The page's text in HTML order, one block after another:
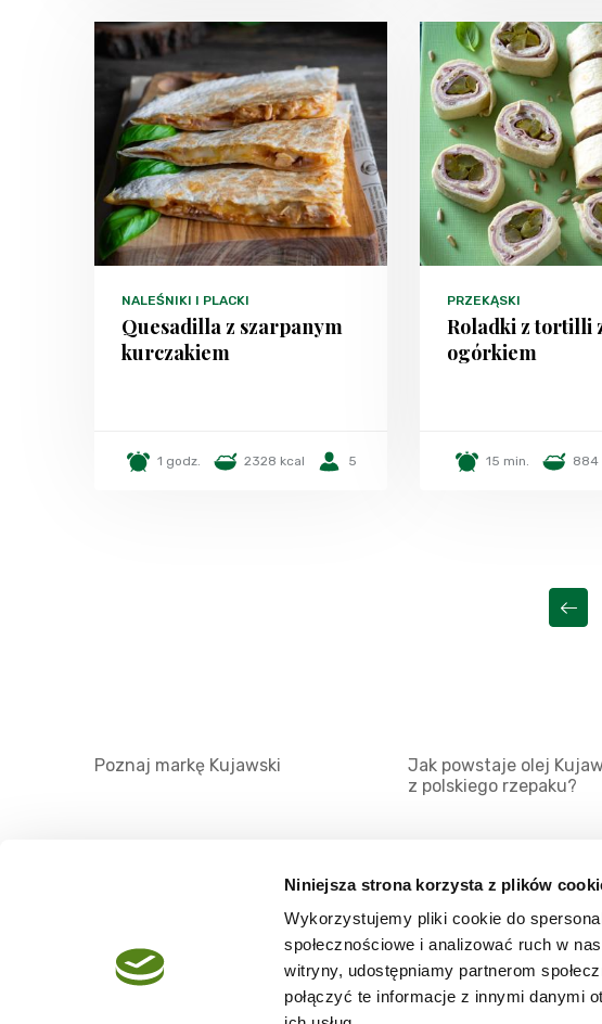
Niniejsza strona korzysta z plików
Wykorzystujemy pliki cookie do
społecznościowe i analizować ruch w
witryny, udostępniamy partnerom
połączyć te informacje z innymi danymi
NALEŚNIKI I PLACKI
Quesadilla z szarpanym
kurczakiem
1 godz. 2328 kcal 5
PRZEKĄSKI
Roladki z tortilli
ogórkiem
15 min. 884
Poznaj markę Kujawski
Jak powstaje olej
z polskiego rzepaku?
Regulamin
Mapa
Kanały
Porady